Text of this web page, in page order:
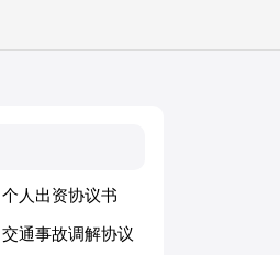
个人出资协议书
交通事故调解协议